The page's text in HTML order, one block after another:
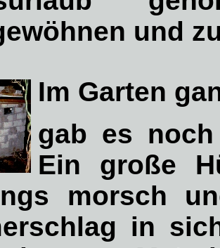
und
Im Garten
gab es
Ein große
morsch
in